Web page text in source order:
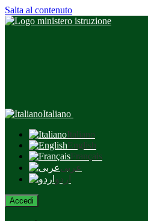
Salta al contenuto
Italiano
Italiano
English
Français
عربى
اردو
Accedi